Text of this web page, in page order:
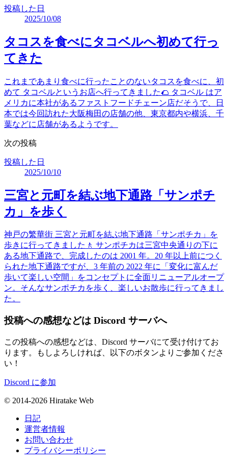
投稿した日
2025/10/08
タコスを食べにタコベルへ初めて行っ
てきた
これまであまり食べに行ったことのないタコスを食べに、初
めて タコベルというお店へ行ってきました🌮 タコベル はア
メリカに本社があるファストフードチェーン店だそうで、日
本では今回訪れた大阪梅田の店舗の他、東京都内や横浜、千
葉などに店舗があるようです。
次の投稿
投稿した日
2025/10/10
三宮と元町を結ぶ地下通路「サンポチ
カ」を歩く
神戸の繁華街 三宮と元町を結ぶ地下通路「サンポチカ」を
歩きに行ってきました🚶 サンポチカは三宮中央通りの下に
ある地下通路で、完成したのは 2001 年。20 年以上前につく
られた地下通路ですが、3 年前の 2022 年に「変化に富んだ
歩いて楽しい空間」をコンセプトに全面リニューアルオープ
ン。そんなサンポチカを歩く、楽しいお散歩に行ってきまし
た。
投稿への感想などは Discord サーバへ
この投稿への感想などは、Discord サーバにて受け付けてお
ります。もしよろしければ、以下のボタンよりご参加くださ
い！
Discord に参加
© 2014-2026 Hiratake Web
日記
運営者情報
お問い合わせ
プライバシーポリシー